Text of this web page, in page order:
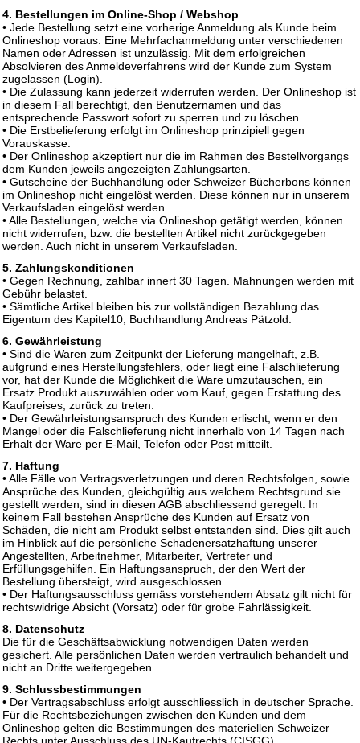
4. Bestellungen im Online-Shop / Webshop
• Jede Bestellung setzt eine vorherige Anmeldung als Kunde beim
Onlineshop voraus. Eine Mehrfachanmeldung unter verschiedenen
Namen oder Adressen ist unzulässig. Mit dem erfolgreichen
Absolvieren des Anmeldeverfahrens wird der Kunde zum System
zugelassen (Login).
• Die Zulassung kann jederzeit widerrufen werden. Der Onlineshop ist
in diesem Fall berechtigt, den Benutzernamen und das
entsprechende Passwort sofort zu sperren und zu löschen.
• Die Erstbelieferung erfolgt im Onlineshop prinzipiell gegen
Vorauskasse.
• Der Onlineshop akzeptiert nur die im Rahmen des Bestellvorgangs
dem Kunden jeweils angezeigten Zahlungsarten.
• Gutscheine der Buchhandlung oder Schweizer Bücherbons können
im Onlineshop nicht eingelöst werden. Diese können nur in unserem
Verkaufsladen eingelöst werden.
• Alle Bestellungen, welche via Onlineshop getätigt werden, können
nicht widerrufen, bzw. die bestellten Artikel nicht zurückgegeben
werden. Auch nicht in unserem Verkaufsladen.
5. Zahlungskonditionen
• Gegen Rechnung, zahlbar innert 30 Tagen. Mahnungen werden mit
Gebühr belastet.
• Sämtliche Artikel bleiben bis zur vollständigen Bezahlung das
Eigentum des Kapitel10, Buchhandlung Andreas Pätzold.
6. Gewährleistung
• Sind die Waren zum Zeitpunkt der Lieferung mangelhaft, z.B.
aufgrund eines Herstellungsfehlers, oder liegt eine Falschlieferung
vor, hat der Kunde die Möglichkeit die Ware umzutauschen, ein
Ersatz Produkt auszuwählen oder vom Kauf, gegen Erstattung des
Kaufpreises, zurück zu treten.
• Der Gewährleistungsanspruch des Kunden erlischt, wenn er den
Mangel oder die Falschlieferung nicht innerhalb von 14 Tagen nach
Erhalt der Ware per E-Mail, Telefon oder Post mitteilt.
7. Haftung
• Alle Fälle von Vertragsverletzungen und deren Rechtsfolgen, sowie
Ansprüche des Kunden, gleichgültig aus welchem Rechtsgrund sie
gestellt werden, sind in diesen AGB abschliessend geregelt. In
keinem Fall bestehen Ansprüche des Kunden auf Ersatz von
Schäden, die nicht am Produkt selbst entstanden sind. Dies gilt auch
im Hinblick auf die persönliche Schadenersatzhaftung unserer
Angestellten, Arbeitnehmer, Mitarbeiter, Vertreter und
Erfüllungsgehilfen. Ein Haftungsanspruch, der den Wert der
Bestellung übersteigt, wird ausgeschlossen.
• Der Haftungsausschluss gemäss vorstehendem Absatz gilt nicht für
rechtswidrige Absicht (Vorsatz) oder für grobe Fahrlässigkeit.
8. Datenschutz
Die für die Geschäftsabwicklung notwendigen Daten werden
gesichert. Alle persönlichen Daten werden vertraulich behandelt und
nicht an Dritte weitergegeben.
9. Schlussbestimmungen
• Der Vertragsabschluss erfolgt ausschliesslich in deutscher Sprache.
Für die Rechtsbeziehungen zwischen den Kunden und dem
Onlineshop gelten die Bestimmungen des materiellen Schweizer
Rechts unter Ausschluss des UN-Kaufrechts (CISGG).